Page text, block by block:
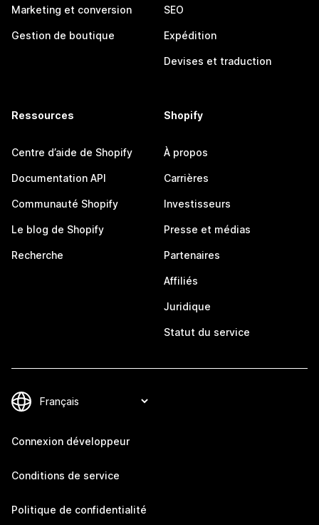
Marketing et conversion
Gestion de boutique
SEO
Expédition
Devises et traduction
Ressources
Centre d’aide de Shopify
Documentation API
Communauté Shopify
Le blog de Shopify
Recherche
Shopify
À propos
Carrières
Investisseurs
Presse et médias
Partenaires
Affiliés
Juridique
Statut du service
Connexion développeur
Conditions de service
Politique de confidentialité